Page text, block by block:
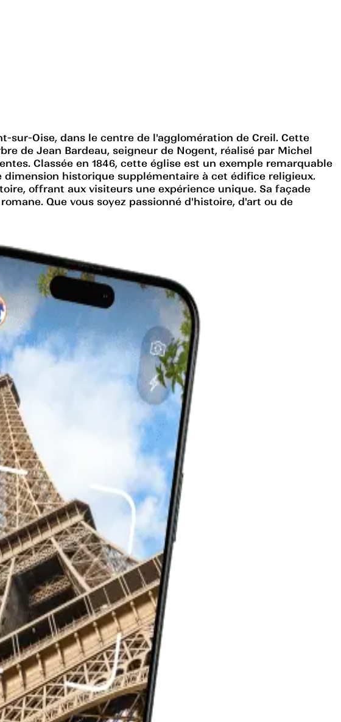
sur-Oise, dans le centre de l'agglomération de Creil. Cette
de Jean Bardeau, seigneur de Nogent, réalisé par Michel
Classée en 1846, cette église est un exemple remarquable
historique supplémentaire à cet édifice religieux.
offrant aux visiteurs une expérience unique. Sa façade
Que vous soyez passionné d'histoire, d'art ou de